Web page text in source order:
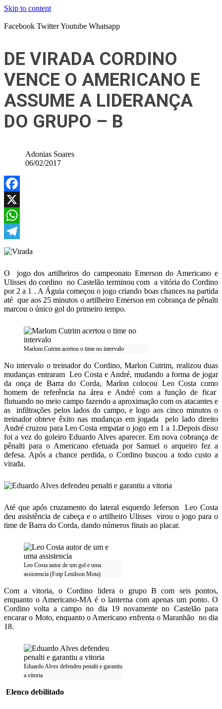
Skip to content
Facebook TwitterYoutube Whatsapp
DE VIRADA CORDINO
VENCE O AMERICANO E
ASSUME A LIDERANÇA
DO GRUPO – B
Adonias Soares
06/02/2017
Facebook
X
WhatsApp
Telegram
O jogo dos artilheiros do campeonato Emerson do Americano e
Ulisses do cordino no Castelão terminou com a vitória do Cordino
por 2 a 1 . A Águia começou o jogo criando boas chances na partida
até que aos 25 minutos o artilheiro Emerson em cobrança de pênalti
marcou o único gol do primeiro tempo.
Marlom Cutrim acertou o time no intervalo
No intervalo o treinador do Cordino, Marlon Cutrim, realizou duas
mudanças entraram Leo Costa e André, mudando a forma de jogar
da onça de Barra do Corda, Marlon colocou Leo Costa como
homem de referência na área e André com a função de ficar
flutuando no meio campo fazendo a aproximação com os atacantes e
as infiltrações pelos lados do campo, e logo aos cinco minutos o
treinador obteve êxito nas mudanças em jogada pelo lado direito
André cruzou para Leo Costa empatar o jogo em 1 a 1.Depois disso
foi a vez do goleiro Eduardo Alves aparecer. Em nova cobrança de
pênalti para o Americano efetuada por Samuel o arqueiro fez a
defesa. Após a chance perdida, o Cordino buscou a todo custo a
virada.
Até que após cruzamento do lateral esquerdo Jeferson Leo Costa
deu assistência de cabeça e o artilheiro Ulisses virou o jogo para o
time de Barra do Corda, dando números finais ao placar.
Leo Costa autor de um gol e uma
assistencia (Fotp Lenilson Mota)
Com a vitoria, o Cordino lidera o grupo B com seis pontos,
enquanto o Americano-MA é o lanterna com apenas um ponto. O
Cordino volta a campo no dia 19 novamente no Castelão para
encarar o Moto, enquanto o Americano enfrenta o Maranhão no dia
18.
Eduardo Alves defendeu penalti e garantiu
a vitoria
Elenco debilitado